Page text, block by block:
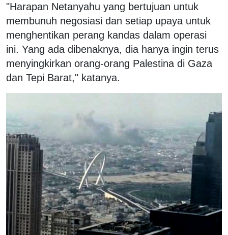
"Harapan Netanyahu yang bertujuan untuk
membunuh negosiasi dan setiap upaya untuk
menghentikan perang kandas dalam operasi
ini. Yang ada dibenaknya, dia hanya ingin terus
menyingkirkan orang-orang Palestina di Gaza
dan Tepi Barat," katanya.